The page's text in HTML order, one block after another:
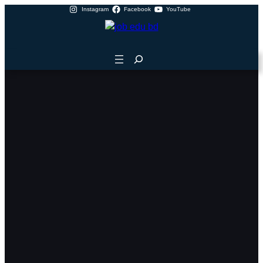
Instagram Facebook YouTube
Search